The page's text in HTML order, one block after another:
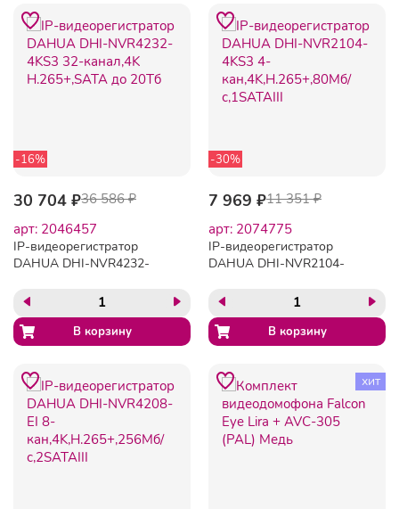
-16%
30 704 ₽36 586 ₽
арт: 2046457
IP-видеорегистратор
DAHUA DHI-NVR4232-
H.265+,SATA до 20Тб
-30%
7 969 ₽11 351 ₽
арт: 2074775
IP-видеорегистратор
DAHUA DHI-NVR2104-
кан,4K,H.265+,80Мб/
с,1SATAIII
хит